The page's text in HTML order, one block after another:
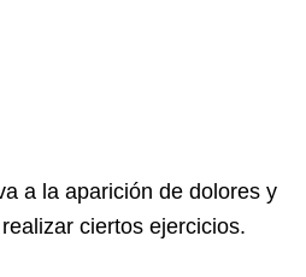
a la aparición de dolores y
ciertos ejercicios.